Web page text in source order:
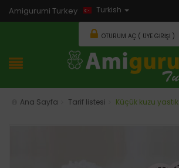
Amigurumi Turkey Turkish
OTURUM AÇ ( ÜYE GIRIŞI )
Ana Sayfa Tarif listesi Küçük kuzu yastık